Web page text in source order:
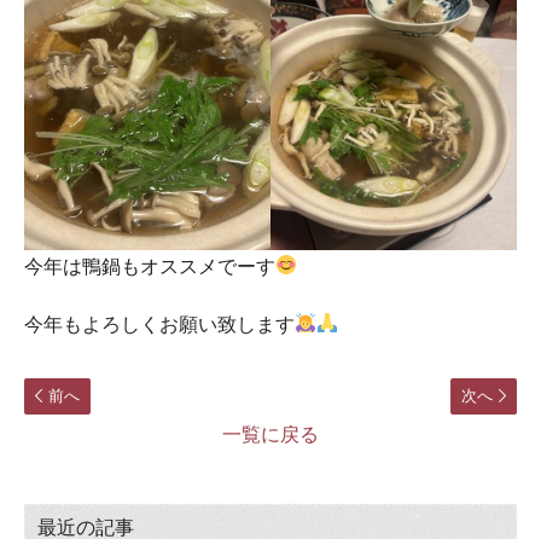
今年は鴨鍋もオススメでーす
今年もよろしくお願い致します
次へ
前へ
一覧に戻る
最近の記事